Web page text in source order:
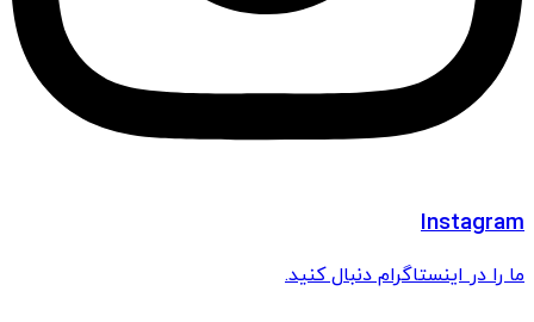
Instagram
ما را در اینستاگرام دنبال کنید.